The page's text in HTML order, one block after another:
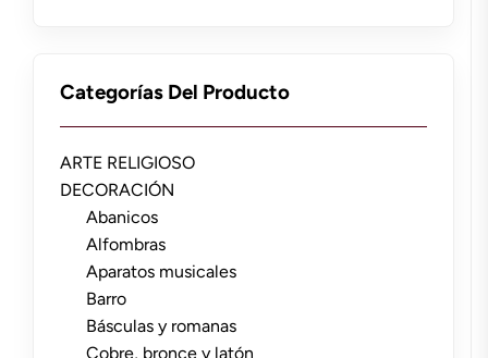
Categorías Del Producto
ARTE RELIGIOSO
DECORACIÓN
Abanicos
Alfombras
Aparatos musicales
Barro
Básculas y romanas
Cobre, bronce y latón